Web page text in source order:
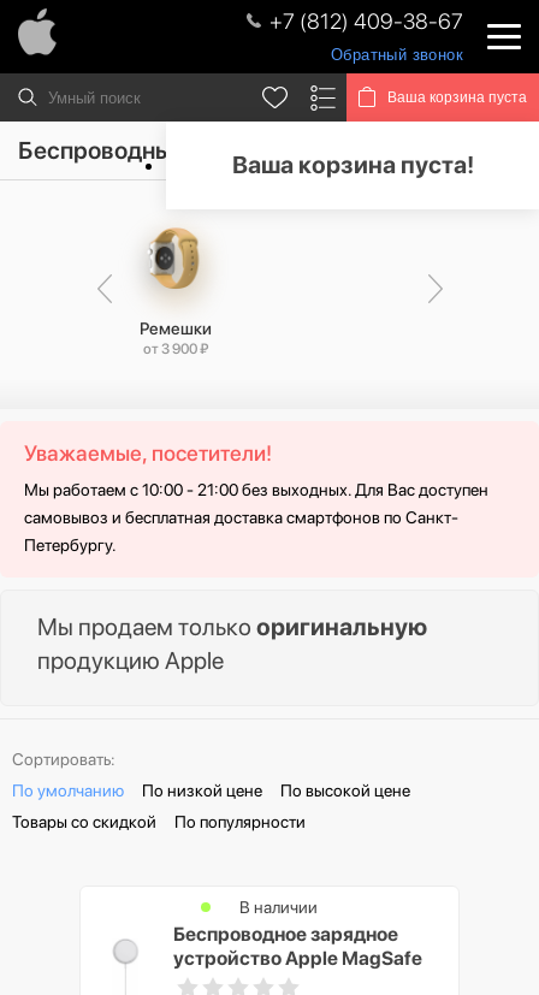
+7 (812) 409-38-67
Обратный звонок
Ваша корзина пуста
Ваша корзина пуста!
Беспроводные зарядные устройства
Ремешки
от 3 900 ₽
Уважаемые, посетители!
Мы работаем с 10:00 - 21:00 без выходных. Для Вас доступен
самовывоз и бесплатная доставка смартфонов по Санкт-
Петербургу.
Мы продаем только оригинальную
продукцию Apple
Сортировать:
По умолчанию
По низкой цене
По высокой цене
Товары со скидкой
По популярности
Беспроводное зарядное
устройство Apple MagSafe
Charger, белый
В наличии